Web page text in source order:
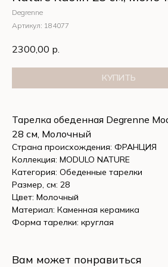
Degrenne
Артикул: 184077
2300,00 р.
КУПИТЬ
Тарелка обеденная Degrenne
28 см, Молочный
Страна происхождения: ФРАНЦИЯ
Коллекция: MODULO NATURE
Категория: Обеденные тарелки
Размер, см: 28
Цвет: Молочный
Материал: Каменная керамика
Форма тарелки: круглая
Вам может понравиться